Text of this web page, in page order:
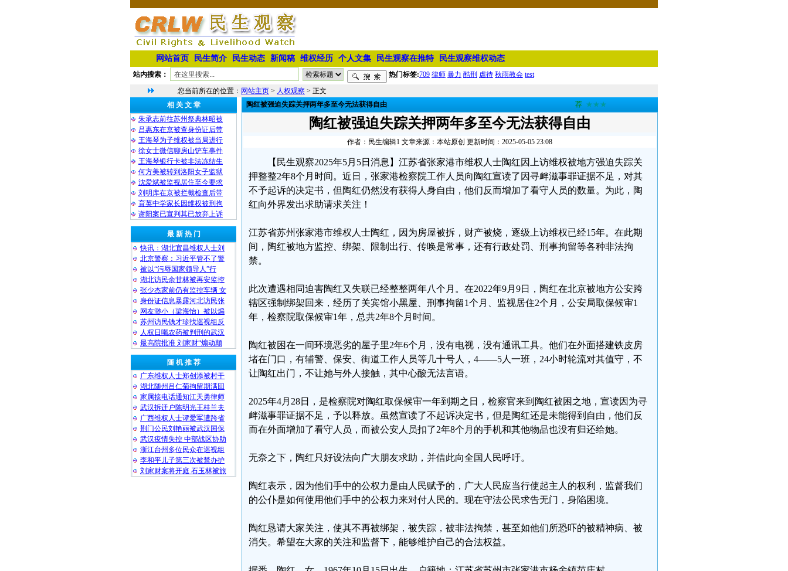
网站首页 民生简介 民生动态 新闻稿 维权经历 个人文集 民生观察在推特 民生观察维权动态
站内搜索： 热门标签:709 律师 暴力 酷刑 虐待 秋雨教会 test
您当前所在的位置： 网站主页 > 人权观察 > 正文
相 关 文 章
朱承志前往苏州祭典林昭被
吕惠东在京被查身份证后带
王海琴为子维权被当局进行
徐女士微信聊房山铲车事件
王海琴银行卡被非法冻结生
何方美被转到洛阳女子监狱
沈爱斌被监视居住至今要求
刘明库在京被拦截检查后带
育英中学家长因维权被刑拘
谢阳案已宣判其已放弃上诉
最 新 热 门
快讯：湖北宜昌维权人士刘
北京警察：习近平管不了警
被以“污辱国家领导人”行
湖北访民余甘林被再安监控
张少杰家前仍有监控车辆 女
身份证信息暴露河北访民张
网友渺小（梁海怡）被以煽
苏州访民钱才珍找巡视组反
人权日喝农药被判刑的武汉
最高院批准 刘家财“煽动颠
随 机 推 荐
广东维权人士郑创添被村干
湖北随州吕仁菊拘留期满回
家属接电话通知江天勇律师
武汉拆迁户陈明光王桂兰夫
广西维权人士谭爱军遭跨省
荆门公民刘艳丽被武汉国保
武汉疫情失控 中部战区协助
浙江台州多位民众在巡视组
李和平儿子第三次被禁办护
刘家财案将开庭 石玉林被旅
陶红被强迫失踪关押两年多至今无法获得自由 荐 ★★★
陶红被强迫失踪关押两年多至今无法获得自由
作者：民生编辑1 文章来源：本站原创 更新时间：2025-05-05 23:08
【民生观察2025年5月5日消息】江苏省张家港市维权人士陶红因上访维权被地方强迫失踪关
押整整2年8个月时间。近日，张家港检察院工作人员向陶红宣读了因寻衅滋事罪证据不足，对其
不予起诉的决定书，但陶红仍然没有获得人身自由，他们反而增加了看守人员的数量。为此，陶
红向外界发出求助请求关注！
江苏省苏州张家港市维权人士陶红，因为房屋被拆，财产被烧，逐级上访维权已经15年。在此期
间，陶红被地方监控、绑架、限制出行、传唤是常事，还有行政处罚、刑事拘留等各种非法拘
禁。
此次遭遇相同迫害陶红又失联已经整整两年八个月。在2022年9月9日，陶红在北京被地方公安跨
辖区强制绑架回来，经历了关宾馆小黑屋、刑事拘留1个月、监视居住2个月，公安局取保候审1
年，检察院取保候审1年，总共2年8个月时间。
陶红被困在一间环境恶劣的屋子里2年6个月，没有电视，没有通讯工具。他们在外面搭建铁皮房
堵在门口，有辅警、保安、街道工作人员等几十号人，4——5人一班，24小时轮流对其值守，不
让陶红出门，不让她与外人接触，其中心酸无法言语。
2025年4月28日，是检察院对陶红取保候审一年到期之日，检察官来到陶红被困之地，宣读因为寻
衅滋事罪证据不足，予以释放。虽然宣读了不起诉决定书，但是陶红还是未能得到自由，他们反
而在外面增加了看守人员，而被公安人员扣了2年8个月的手机和其他物品也没有归还给她。
无奈之下，陶红只好设法向广大朋友求助，并借此向全国人民呼吁。
陶红表示，因为他们手中的公权力是由人民赋予的，广大人民应当行使起主人的权利，监督我们
的公仆是如何使用他们手中的公权力来对付人民的。现在守法公民求告无门，身陷困境。
陶红恳请大家关注，使其不再被绑架，被失踪，被非法拘禁，甚至如他们所恐吓的被精神病、被
消失。希望在大家的关注和监督下，能够维护自己的合法权益。